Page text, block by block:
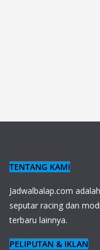
TENTANG KAMI
Jadwalbalap.com
seputar racing dan
terbaru lainnya.
PELIPUTAN & IKLAN